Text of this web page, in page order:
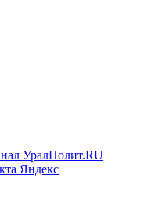
УралПолит.RU
Яндекс